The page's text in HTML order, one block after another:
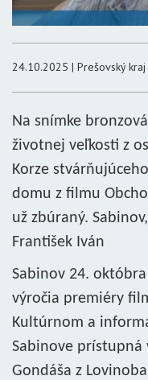
24.10.2025 | Prešovský kraj
Na snímke
životnej veľkosti z
Korze
domu z filmu
už zbúraný.
František Iván
Sabinov 24.
výročia premiéry
Kultúrnom a
Sabinove prístupná
Gondáša z